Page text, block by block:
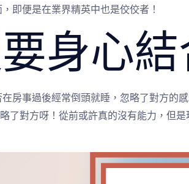
即便是在業界精英中也是佼佼者！
身心結
房事過後經常倒頭就睡，忽略了對方的
了對方呀！從前或許真的沒有能力，但是